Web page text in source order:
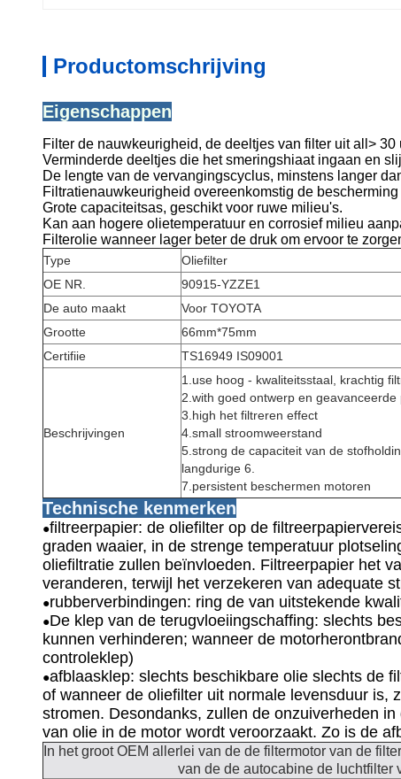
Productomschrijving
Eigenschappen
Filter de nauwkeurigheid, de deeltjes van filter uit all> 30
Verminderde deeltjes die het smeringshiaat ingaan en
De lengte van de vervangingscyclus, minstens langer
Filtratienauwkeurigheid overeenkomstig de
Grote capaciteitsas, geschikt voor ruwe milieu's.
Kan aan hogere olietemperatuur en corrosief milieu
Filterolie wanneer lager beter de druk om ervoor te
Type
Oliefilter
OE NR.
90915-YZZE1
De auto maakt
Voor TOYOTA
Grootte
66mm*75mm
Certifiie
TS16949 IS09001
Beschrijvingen
1.use hoog - kwaliteitsstaal, krachtig
2.with goed ontwerp en geavanceerde
3.high het filtreren effect
4.small stroomweerstand
5.strong de capaciteit van de
langdurige 6.
7.persistent beschermen motoren
Technische kenmerken
●filtreerpapier: de oliefilter op de
graden waaier, in de strenge temperatuur
oliefiltratie zullen beïnvloeden. Filtreerpapier het
veranderen, terwijl het verzekeren van adequate
●rubberverbindingen: ring de van uitstekende
●De klep van de terugvloeiingschaffing: slechts
kunnen verhinderen; wanneer de
controleklep)
●afblaasklep: slechts beschikbare olie slechts de
of wanneer de oliefilter uit normale levensduur is,
stromen. Desondanks, zullen de onzuiverheden
van olie in de motor wordt veroorzaakt. Zo is de
In het groot OEM allerlei van de de filtermotor van de
van de de autocabine de luchtfilter